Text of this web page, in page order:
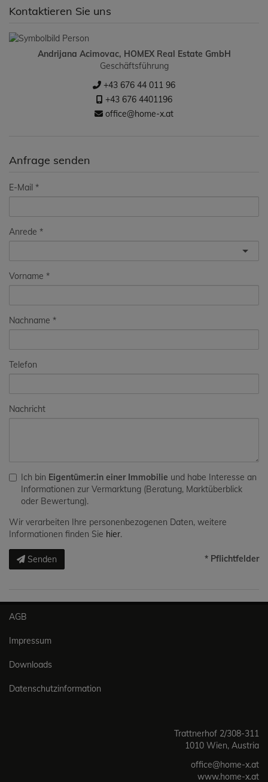
Kontaktieren Sie uns
Andrijana Acimovac, HOMEX Real Estate GmbH
Geschäftsführung
+43 676 44 011 96
+43 676 4401196
office@home-x.at
Anfrage senden
E-Mail
Anrede
Vorname
Nachname
Telefon
Nachricht
Ich bin Eigentümer:in einer Immobilie und habe Interesse an
Informationen zur Vermarktung (Beratung, Marktüberblick
oder Bewertung).
Wir verarbeiten Ihre personenbezogenen Daten, weitere
Informationen finden Sie hier.
Senden * Pflichtfelder
AGB
Impressum
Downloads
Datenschutzinformation
Trattnerhof 2/308-311
1010 Wien, Austria
office@home-x.at
www.home-x.at